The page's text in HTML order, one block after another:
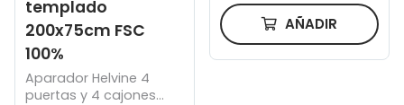
templado
200x75cm FSC
100%
Aparador Helvine 4
puertas y 4 cajones
AÑADIR